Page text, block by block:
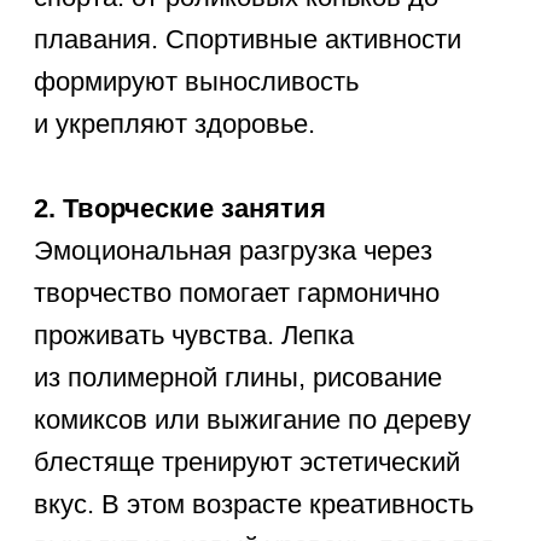
идей. Эти крутые активности точно
Выбирайте любой понравившийся
Написать полноценный
короткометражный фильм
на смартфон.
Выучить основы азбуки Морзе
и передавать тайные послания
фонариком.
Собрать собственного
из конструктора и батарейки.
Организовать научный
эксперимент с выращиванием